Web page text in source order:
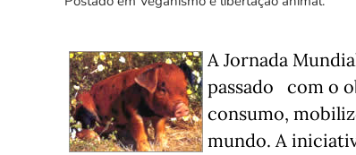
A Jornada
passado com o
consumo,
mundo. A